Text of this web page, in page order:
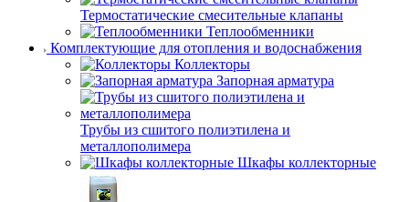
Термостатические смесительные клапаны
Теплообменники
Комплектующие для отопления и водоснабжения
Коллекторы
Запорная арматура
Трубы из сшитого полиэтилена и
металлополимера
Шкафы коллекторные